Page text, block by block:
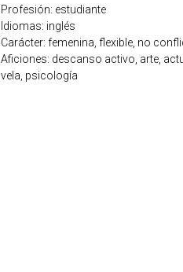
Profesión: estudiante
Idiomas: inglés
Carácter: femenina, flexible, no
Aficiones: descanso activo, arte,
vela, psicología